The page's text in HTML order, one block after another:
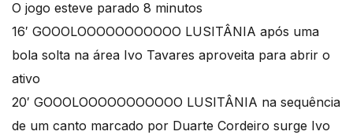
O jogo esteve parado 8 minutos
16′ GOOOLOOOOOOOOOOO LUSITÂNIA após uma
bola solta na área Ivo Tavares aproveita para abrir o
ativo
20′ GOOOLOOOOOOOOOOO LUSITÂNIA na sequência
de um canto marcado por Duarte Cordeiro surge Ivo